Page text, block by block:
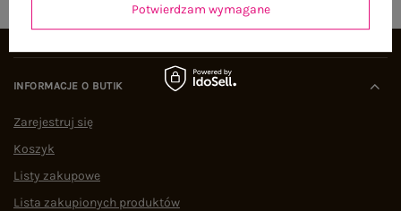
INFORMACJE O BUTIK
Zarejestruj się
Koszyk
Listy zakupowe
Lista zakupionych produktów
Potwierdzam wymagane